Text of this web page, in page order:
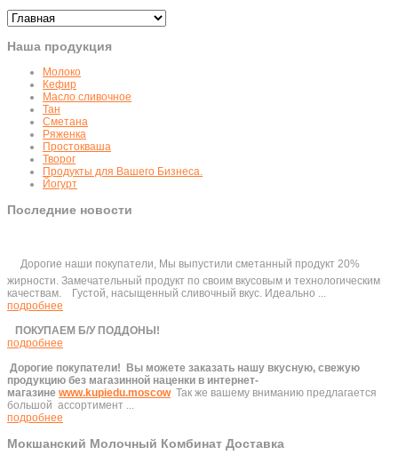
Наша продукция
Молоко
Кефир
Масло сливочное
Тан
Сметана
Ряженка
Простокваша
Творог
Продукты для Вашего Бизнеса.
Йогурт
Последние новости
Дорогие наши покупатели, Мы выпустили сметанный продукт 20%
жирности. Замечательный продукт по своим вкусовым и технологическим
качествам. Густой, насыщенный сливочный вкус. Идеально ...
подробнее
ПОКУПАЕМ Б/У ПОДДОНЫ!
подробнее
Дорогие покупатели!
Вы можете заказать нашу вкусную, свежую
продукцию без магазинной наценки в интернет-
магазине www.kupiedu.moscow Так же вашему вниманию предлагается
большой ассортимент ...
подробнее
Мокшанский Молочный Комбинат Доставка